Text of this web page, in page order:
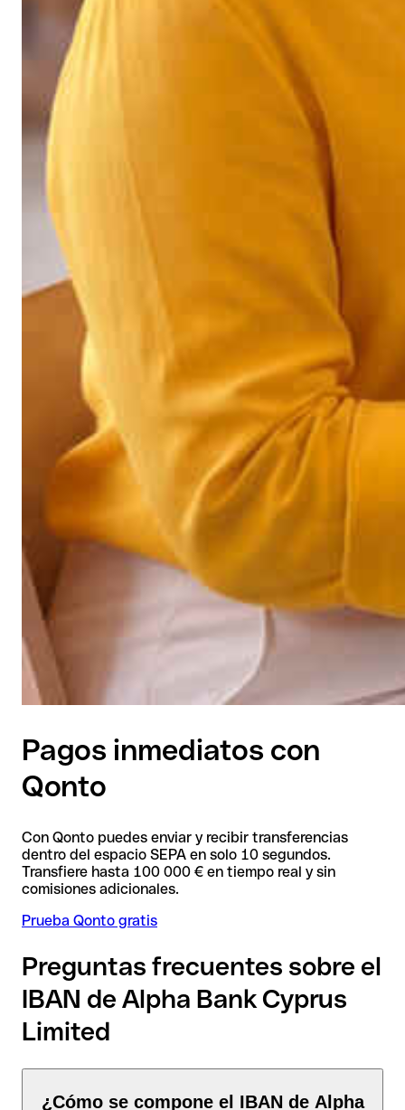
Pagos inmediatos con
Qonto
Con Qonto puedes enviar y recibir transferencias
dentro del espacio SEPA en solo 10 segundos.
Transfiere hasta 100 000 € en tiempo real y sin
comisiones adicionales.
Prueba Qonto gratis
Preguntas frecuentes sobre el
IBAN de Alpha Bank Cyprus
Limited
¿Cómo se compone el IBAN de Alpha